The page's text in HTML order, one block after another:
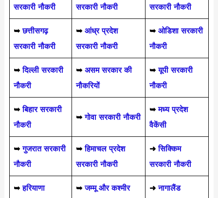
सरकारी नौकरी
सरकारी नौकरी
सरकारी नौकरी
➥ छत्तीसगढ़
सरकारी नौकरी
➥ आंध्र प्रदेश
सरकारी नौकरी
➥ ओडिशा सरकारी
नौकरी
➥ दिल्ली सरकारी
नौकरी
➥ असम सरकार की
नौकरियों
➥ यूपी सरकारी
नौकरी
➥बिहार सरकारी
नौकरी
➥गोवा सरकारी नौकरी
➥ मध्य प्रदेश
वैकेंसी
➥ गुजरात सरकारी
नौकरी
➥हिमाचल प्रदेश
सरकारी नौकरी
➜ सिक्किम
सरकारी नौकरी
➥हरियाणा
➥जम्मू और कश्मीर
➜ नागालैंड